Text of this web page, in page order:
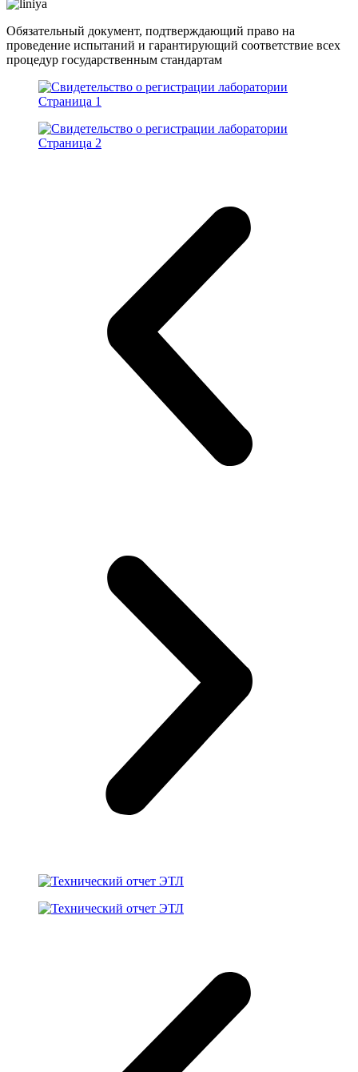
Обязательный документ, подтверждающий право на
проведение испытаний и гарантирующий соответствие всех
процедур государственным стандартам